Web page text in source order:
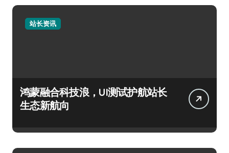
站长资讯
鸿蒙融合科技浪，UI测试护航站长
生态新航向